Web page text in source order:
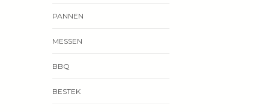
PANNEN
MESSEN
BBQ
BESTEK